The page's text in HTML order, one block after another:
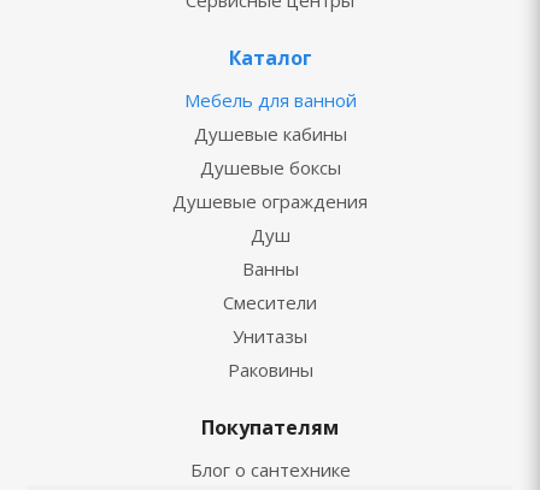
Каталог
Мебель для ванной
Душевые кабины
Душевые боксы
Душевые ограждения
Душ
Ванны
Смесители
Унитазы
Раковины
Покупателям
Блог о сантехнике